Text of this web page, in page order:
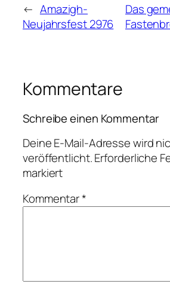
← Amazigh-
Neujahrsfest 2976
Das
Kommentare
Schreibe einen Kommentar
Deine E-Mail-Adresse wird
veröffentlicht.Erforderliche
markiert
Kommentar*